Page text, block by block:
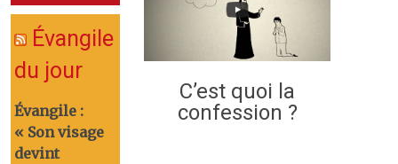
Évangile
du jour
Évangile :
« Son visage
devint
C’est quoi la
confession ?